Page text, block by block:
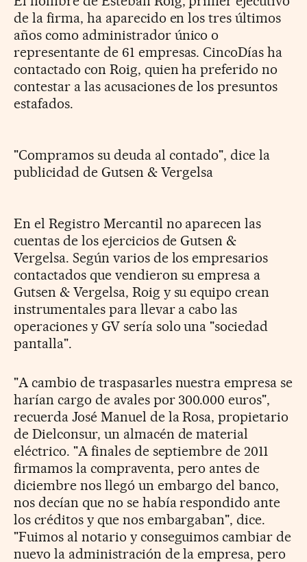
de la firma, ha aparecido en los tres últimos
años como administrador único o
representante de 61 empresas. CincoDías ha
contactado con Roig, quien ha preferido no
contestar a las acusaciones de los presuntos
estafados.
"Compramos su deuda al contado", dice la
publicidad de Gutsen & Vergelsa
En el Registro Mercantil no aparecen las
cuentas de los ejercicios de Gutsen &
Vergelsa. Según varios de los empresarios
contactados que vendieron su empresa a
Gutsen & Vergelsa, Roig y su equipo crean
instrumentales para llevar a cabo las
operaciones y GV sería solo una "sociedad
pantalla".
"A cambio de traspasarles nuestra empresa se
harían cargo de avales por 300.000 euros",
recuerda José Manuel de la Rosa, propietario
de Dielconsur, un almacén de material
eléctrico. "A finales de septiembre de 2011
firmamos la compraventa, pero antes de
diciembre nos llegó un embargo del banco,
nos decían que no se había respondido ante
los créditos y que nos embargaban", dice.
"Fuimos al notario y conseguimos cambiar de
nuevo la administración de la empresa, pero